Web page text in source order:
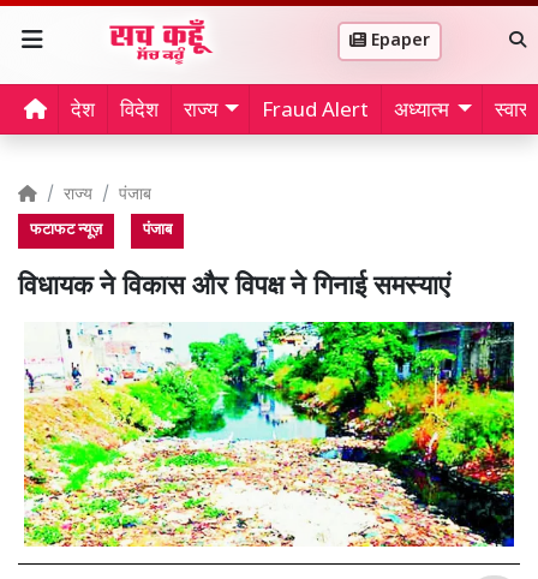
Epaper
देश विदेश राज्य Fraud Alert अध्यात्म
राज्य पंजाब
फटाफट न्यूज़ पंजाब
विधायक ने विकास और विपक्ष ने गिनाई समस्याएं